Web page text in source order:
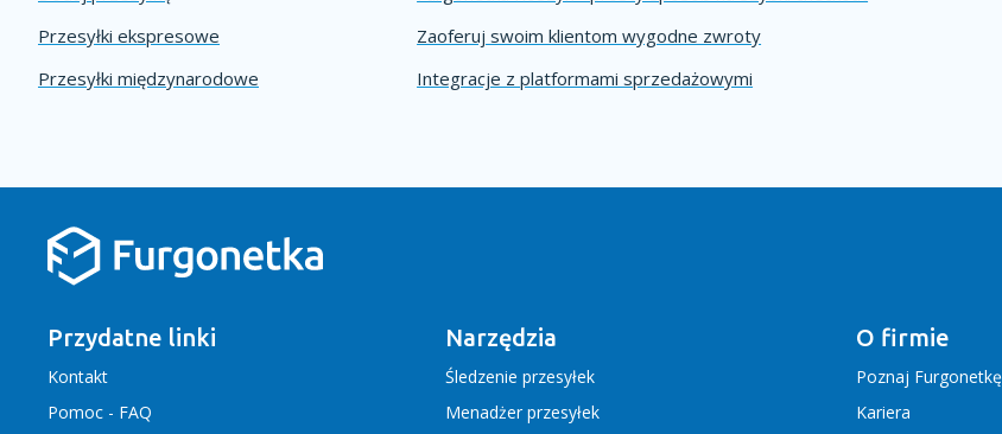
Przesyłki ekspresowe
Przesyłki międzynarodowe
Zaoferuj swoim klientom wygodne zwroty
Integracje z platformami sprzedażowymi
Przydatne linki
Kontakt
Pomoc - FAQ
Narzędzia
Śledzenie przesyłek
Menadżer przesyłek
O firmie
Poznaj Furgonetkę
Kariera